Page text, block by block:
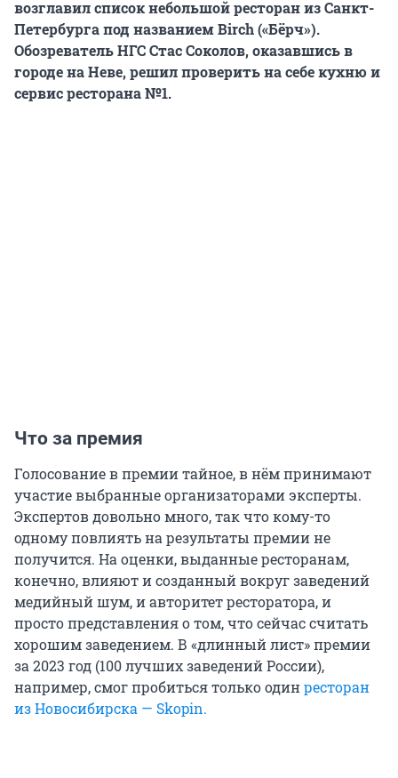
возглавил список небольшой ресторан из Санкт-
Петербурга под названием Birch («Бёрч»).
Обозреватель НГС Стас Соколов, оказавшись в
городе на Неве, решил проверить на себе кухню и
сервис ресторана №1.
Что за премия
Голосование в премии тайное, в нём принимают
участие выбранные организаторами эксперты.
Экспертов довольно много, так что кому-то
одному повлиять на результаты премии не
получится. На оценки, выданные ресторанам,
конечно, влияют и созданный вокруг заведений
медийный шум, и авторитет ресторатора, и
просто представления о том, что сейчас считать
хорошим заведением. В «длинный лист» премии
за 2023 год (100 лучших заведений России),
например, смог пробиться только одинресторан
из Новосибирска — Skopin.